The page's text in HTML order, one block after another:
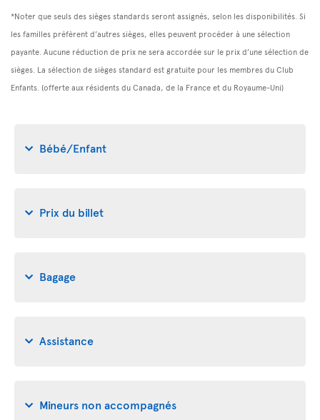
*Noter que seuls des sièges standards seront assignés, selon les disponibilités. Si
les familles préfèrent d’autres sièges, elles peuvent procéder à une sélection
payante. Aucune réduction de prix ne sera accordée sur le prix d’une sélection de
sièges. La sélection de sièges standard est gratuite pour les membres du Club
Enfants. (offerte aux résidents du Canada, de la France et du Royaume-Uni)
Bébé/Enfant
Prix du billet
Bagage
Assistance
Mineurs non accompagnés